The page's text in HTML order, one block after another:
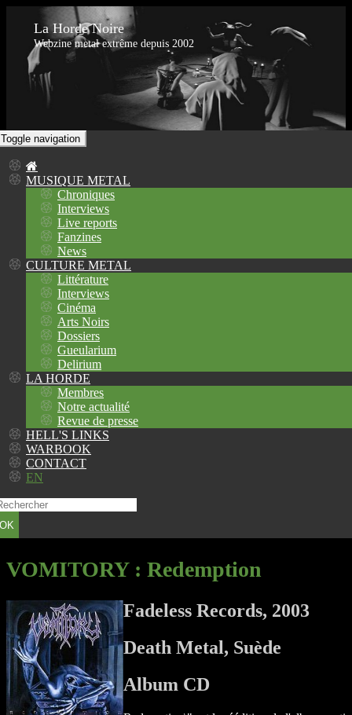
La Horde Noire
Webzine metal extrême depuis 2002
Toggle navigation
MUSIQUE METAL
Chroniques
Interviews
Live reports
Fanzines
News
CULTURE METAL
Littérature
Interviews
Cinéma
Arts Noirs
Dossiers
Gueularium
Delirium
LA HORDE
Membres
Notre actualité
Revue de presse
HELL'S LINKS
WARBOOK
CONTACT
EN
OK
VOMITORY: Redemption
Fadeless Records, 2003
Death Metal, Suède
Album CD